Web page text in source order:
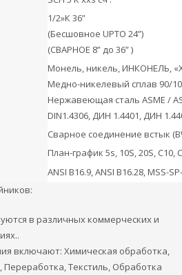
1/2»К 36”
(Бесшовное UPTO 24”)
(СВАРНОЕ 8” до 36” )
Монель, никель, ИНКОНЕЛЬ,
Медно-никелевый сплав 90/
Нержавеющая сталь ASME /
DIN1.4306, ДИН 1.4401, ДИН
Сварное соединение встык
План-график 5s, 10S, 20S, С10,
ANSI B16.9, ANSI B16.28, MSS-
в различных коммерческих и
включают: Химическая обработка,
Текстиль, Обработка